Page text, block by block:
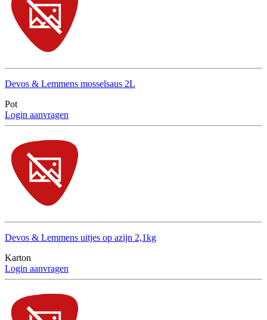
Devos & Lemmens mosselsaus 2L
Pot
Login aanvragen
Devos & Lemmens uitjes op azijn 2,1kg
Karton
Login aanvragen